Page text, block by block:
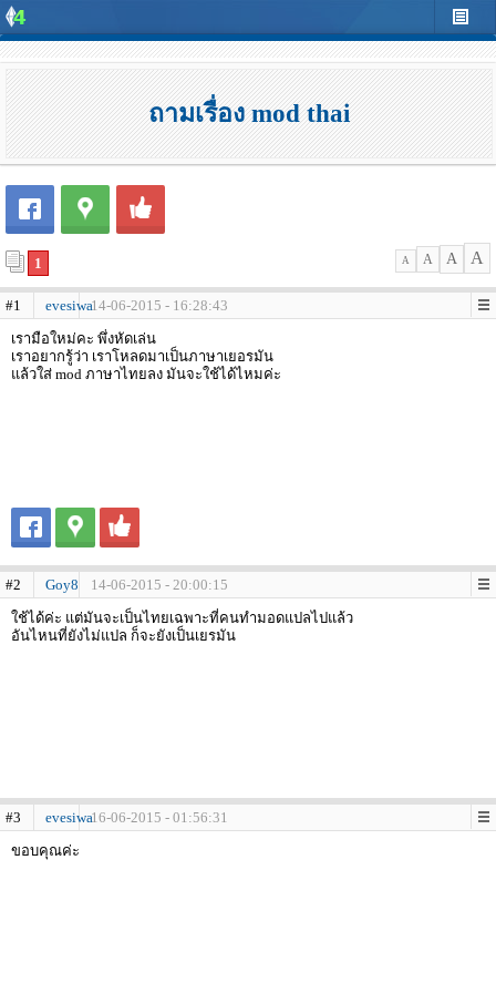
ถามเรื่อง mod thai
1 A A A A
#1 evesiwa14-06-2015 - 16:28:43
เรามือใหม่คะ พึ่งหัดเล่น
เราอยากรู้ว่า เราโหลดมาเป็นภาษาเยอรมัน
แล้วใส่ mod ภาษาไทยลง มันจะใช้ได้ไหมค่ะ
#2 Goy8
14-06-2015 - 20:00:15
ใช้ได้ค่ะ แต่มันจะเป็นไทยเฉพาะที่คนทำมอดแปลไปแล้ว
อันไหนที่ยังไม่แปล ก็จะยังเป็นเยรมัน
#3 evesiwa16-06-2015 - 01:56:31
ขอบคุณค่ะ